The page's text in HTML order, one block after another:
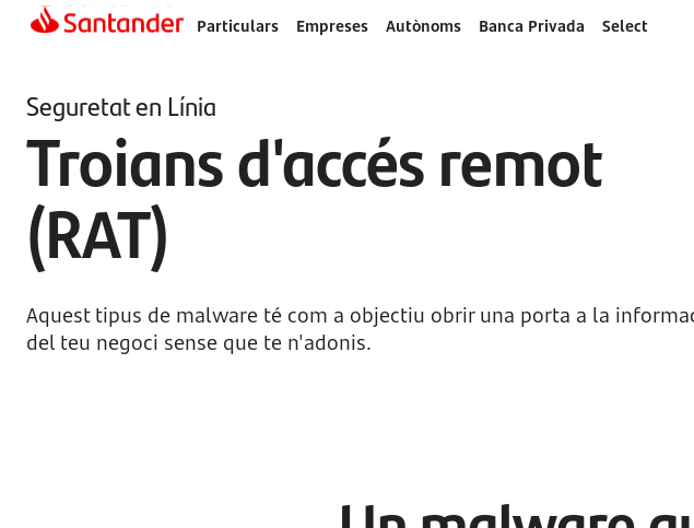
Particulars Empreses Autònoms Banca Privada Select
Seguretat en Línia
Troians d'accés remot
(RAT)
Aquest tipus de malware té com a objectiu obrir una porta a la
del teu negoci sense que te n'adonis.